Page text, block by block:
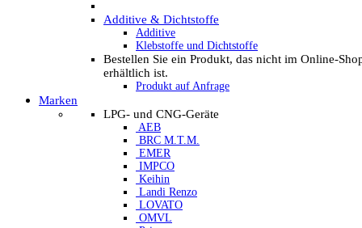
Additive & Dichtstoffe
Additive
Klebstoffe und Dichtstoffe
Bestellen Sie ein Produkt, das nicht im Online-
erhältlich ist.
Produkt auf Anfrage
Marken
LPG- und CNG-Geräte
AEB
BRC M.T.M.
EMER
IMPCO
Keihin
Landi Renzo
LOVATO
OMVL